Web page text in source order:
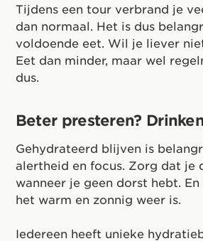
Tijdens een tour verbrand je
dan normaal. Het is dus
voldoende eet. Wil je liever
Eet dan minder, maar wel
dus.
Beter presteren?
Gehydrateerd blijven is
alertheid en focus. Zorg dat je
wanneer je geen dorst hebt.
het warm en zonnig weer is.
Iedereen heeft unieke